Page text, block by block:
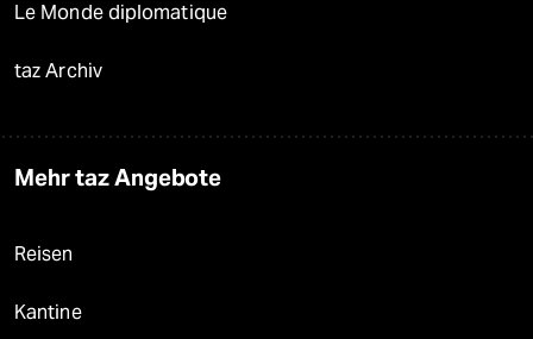
Le Monde diplomatique
taz Archiv
Mehr taz Angebote
Reisen
Kantine